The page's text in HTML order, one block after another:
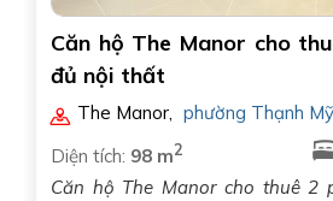
Căn hộ The Manor cho
đủ nội thất
The Manor, phường Thạnh
Diện tích: 98 m2
Căn hộ The Manor cho thuê 2